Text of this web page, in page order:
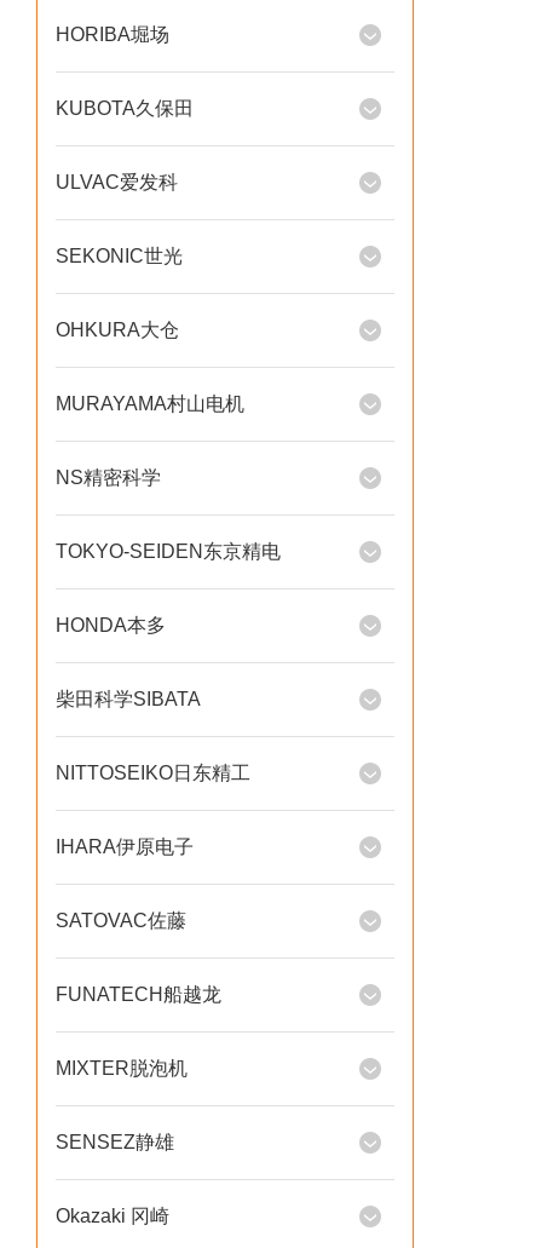
HORIBA堀场
KUBOTA久保田
ULVAC爱发科
SEKONIC世光
OHKURA大仓
MURAYAMA村山电机
NS精密科学
TOKYO-SEIDEN东京精电
HONDA本多
柴田科学SIBATA
NITTOSEIKO日东精工
IHARA伊原电子
SATOVAC佐藤
FUNATECH船越龙
MIXTER脱泡机
SENSEZ静雄
Okazaki 冈崎